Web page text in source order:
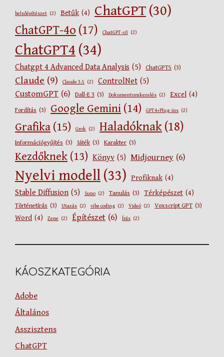
belsőépítészet (2) Betűk (4) ChatGPT (30)
ChatGPT-4o (17) ChatGPT-o3 (2)
ChatGPT4 (34)
Chatgpt 4 Advanced Data Analysis (5) ChatGPT5 (3)
Claude (9) Claude 3.5 (2) ControlNet (5)
CustomGPT (6) Dall-E 3 (3) Dokumentumkezelés (2) Excel (4)
Fordítás (3) Google Gemini (14) GPT4+Plug-ins (2)
Grafika (15) Grok (2) Haladóknak (18)
Információgyűjtés (3) Játék (3) Karakter (3)
Kezdőknek (13) Könyv (5) Midjourney (6)
Nyelvi modell (33) Profiknak (4)
Stable Diffusion (5) Suno (2) Tanulás (3) Térképészet (4)
Történetírás (3) Utazás (2) vibe coding (2) Videó (2) Voxscript GPT (3)
Word (4) Zene (2) Építészet (6) Írás (2)
KÁOSZKATEGÓRIA
Adobe
Általános
Asszisztens
ChatGPT